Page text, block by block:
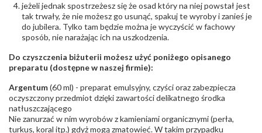
jeżeli jednak spostrzeżesz się że osad który na niej powstał jest
tak trwały, że nie możesz go usunąć, spakuj te wyroby i zanieś je
do jubilera. Tylko tam będzie można je wyczyścić w fachowy
sposób, nie narażając ich na uszkodzenia.
Do czyszczenia biżuterii możesz użyć poniżego opisanego
preparatu (dostępne w naszej firmie):
Argentum(60 ml) - preparat emulsyjny, czyści oraz zabezpiecza
oczyszczony przedmiot dzięki zawartości delikatnego środka
natłuszczającego
Nie zanurzać w nim wyrobów z kamieniami organicznymi (perła,
turkus, koral itp.) gdyż mogą zmatowieć. W takim przypadku